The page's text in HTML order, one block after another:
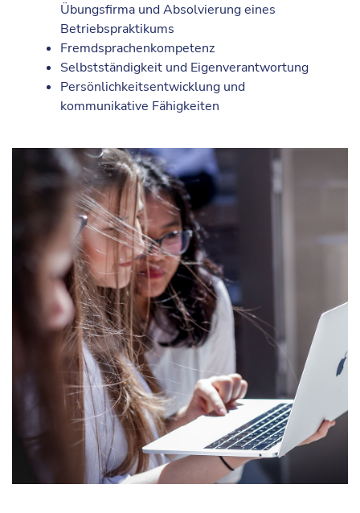
Übungsfirma und Absolvierung eines
Betriebspraktikums
Fremdsprachenkompetenz
Selbstständigkeit und Eigenverantwortung
Persönlichkeitsentwicklung und
kommunikative Fähigkeiten